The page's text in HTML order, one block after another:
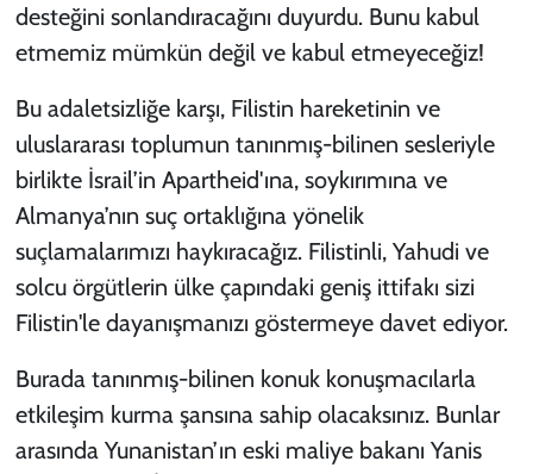
desteğini sonlandıracağını duyurdu. Bunu kabul
etmemiz mümkün değil ve kabul etmeyeceğiz!
Bu adaletsizliğe karşı, Filistin hareketinin ve
uluslararası toplumun tanınmış-bilinen sesleriyle
birlikte İsrail’in Apartheid'ına, soykırımına ve
Almanya’nın suç ortaklığına yönelik
suçlamalarımızı haykıracağız. Filistinli, Yahudi ve
solcu örgütlerin ülke çapındaki geniş ittifakı sizi
Filistin'le dayanışmanızı göstermeye davet ediyor.
Burada tanınmış-bilinen konuk konuşmacılarla
etkileşim kurma şansına sahip olacaksınız. Bunlar
arasında Yunanistan’ın eski maliye bakanı Yanis